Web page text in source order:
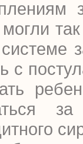
так
с